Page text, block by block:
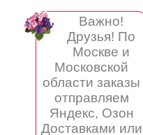
Важно!
Друзья! По
Москве и
Московской
области заказы
отправляем
Яндекс, Озон
Доставками или